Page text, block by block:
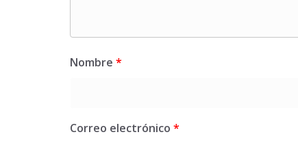
Nombre *
Correo electrónico *